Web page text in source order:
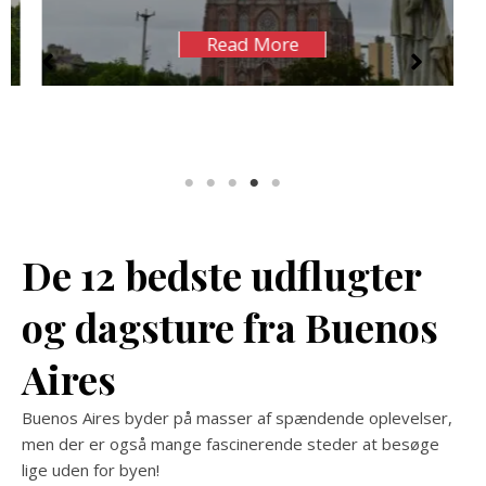
Read More
De 12 bedste udflugter
og dagsture fra Buenos
Aires
Buenos Aires byder på masser af spændende oplevelser,
men der er også mange fascinerende steder at besøge
lige uden for byen!